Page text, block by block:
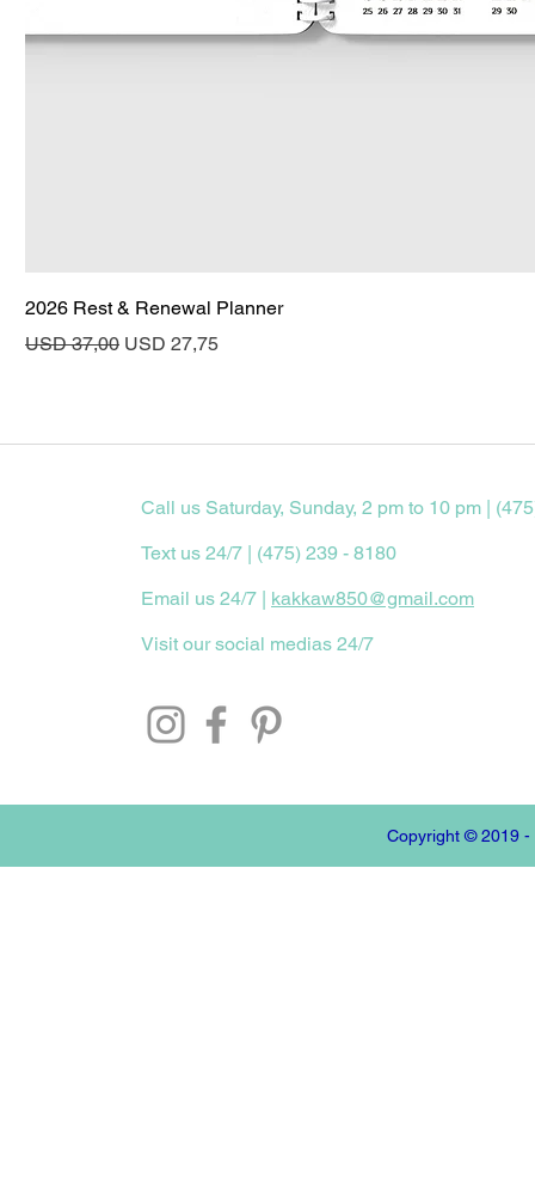
2026 Rest & Renewal Planner
Regular Price
USD 37,00 Sale Price
USD 27,75
Call us Saturday, Sunday, 2 pm to 10 pm |
Text us 24/7 | (475) 239 - 8180
Email us 24/7 | kakkaw850@gmail.com
Visit our social medias 24/7
Copyright © 2019 -